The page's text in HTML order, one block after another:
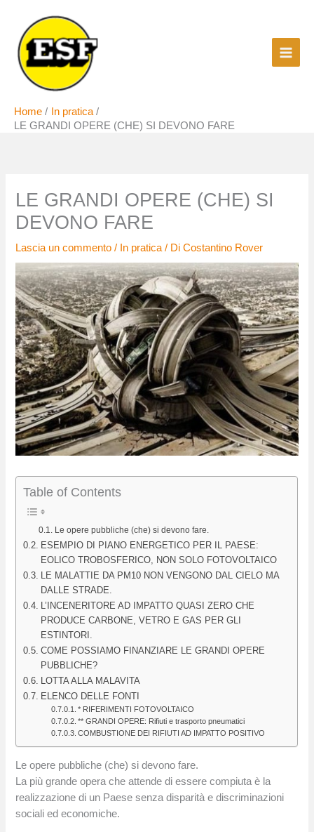
contenuto
Home
In pratica
LE GRANDI OPERE (CHE) SI DEVONO FARE
LE GRANDI OPERE (CHE) SI
DEVONO FARE
Lascia un commento / In pratica/ DiCostantino Rover
Table of Contents
Le opere pubbliche (che) si devono fare.
ESEMPIO DI PIANO ENERGETICO PER IL PAESE:
EOLICO TROBOSFERICO, NON SOLO FOTOVOLTAICO
LE MALATTIE DA PM10 NON VENGONO DAL CIELO MA
DALLE STRADE.
L’INCENERITORE AD IMPATTO QUASI ZERO CHE
PRODUCE CARBONE, VETRO E GAS PER GLI
ESTINTORI.
COME POSSIAMO FINANZIARE LE GRANDI OPERE
PUBBLICHE?
LOTTA ALLA MALAVITA
ELENCO DELLE FONTI
* RIFERIMENTI FOTOVOLTAICO
** GRANDI OPERE: Rifiuti e trasporto pneumatici
COMBUSTIONE DEI RIFIUTI AD IMPATTO POSITIVO
Le opere pubbliche (che) si devono fare.
La più grande opera che attende di essere compiuta è la
realizzazione di un Paese senza disparità e discriminazioni
sociali ed economiche.